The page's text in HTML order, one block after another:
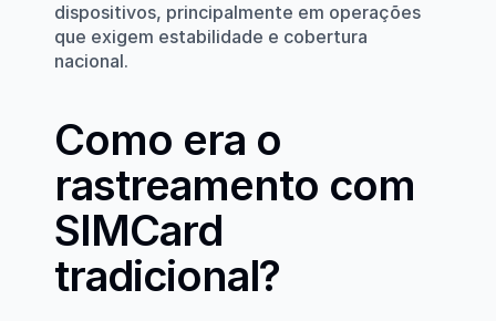
dispositivos, principalmente em operações
que exigem estabilidade e cobertura
nacional.
Como era o
rastreamento com
SIMCard
tradicional?